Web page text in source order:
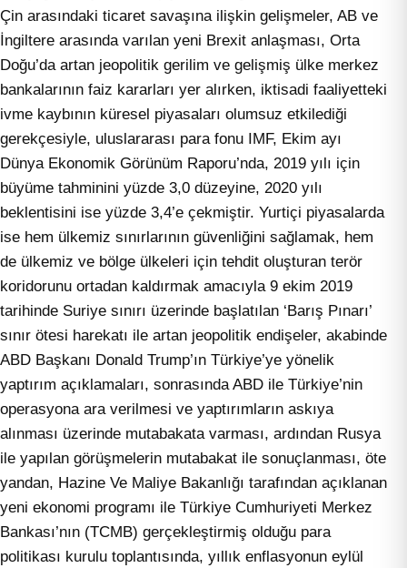
Çin arasındaki ticaret savaşına ilişkin gelişmeler, AB ve
İngiltere arasında varılan yeni Brexit anlaşması, Orta
Doğu’da artan jeopolitik gerilim ve gelişmiş ülke merkez
bankalarının faiz kararları yer alırken, iktisadi faaliyetteki
ivme kaybının küresel piyasaları olumsuz etkilediği
gerekçesiyle, uluslararası para fonu IMF, Ekim ayı
Dünya Ekonomik Görünüm Raporu’nda, 2019 yılı için
büyüme tahminini yüzde 3,0 düzeyine, 2020 yılı
beklentisini ise yüzde 3,4’e çekmiştir. Yurtiçi piyasalarda
ise hem ülkemiz sınırlarının güvenliğini sağlamak, hem
de ülkemiz ve bölge ülkeleri için tehdit oluşturan terör
koridorunu ortadan kaldırmak amacıyla 9 ekim 2019
tarihinde Suriye sınırı üzerinde başlatılan ‘Barış Pınarı’
sınır ötesi harekatı ile artan jeopolitik endişeler, akabinde
ABD Başkanı Donald Trump’ın Türkiye’ye yönelik
yaptırım açıklamaları, sonrasında ABD ile Türkiye’nin
operasyona ara verilmesi ve yaptırımların askıya
alınması üzerinde mutabakata varması, ardından Rusya
ile yapılan görüşmelerin mutabakat ile sonuçlanması, öte
yandan, Hazine Ve Maliye Bakanlığı tarafından açıklanan
yeni ekonomi programı ile Türkiye Cumhuriyeti Merkez
Bankası’nın (TCMB) gerçekleştirmiş olduğu para
politikası kurulu toplantısında, yıllık enflasyonun eylül